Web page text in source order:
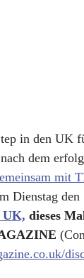
in den UK
dem
mit
Dienstag
UK, dieses